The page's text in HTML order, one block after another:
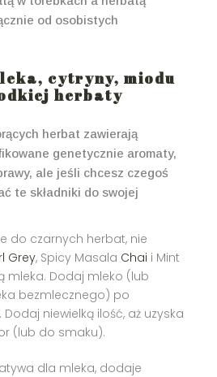
od osobistych
cytryny, miodu
herbaty
herbat zawierają
genetycznie aromaty,
ale jeśli chcesz czegoś
te składniki do swojej
do czarnych herbat, nie
Grey, Spicy Masala Chai i Mint
mleka. Dodaj mleko (lub
bezmlecznego) po
niewielką ilość, aż uzyska
(lub do smaku).
dla mleka, dodaje